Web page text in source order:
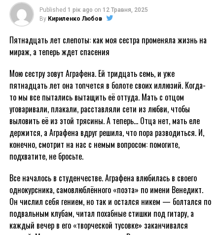
Published 1 рік ago on 12 Травня, 2025
By Кириленко Любов
Пятнадцать лет слепоты: как моя сестра променяла жизнь на
мираж, а теперь ждет спасения
Мою сестру зовут Аграфена. Ей тридцать семь, и уже
пятнадцать лет она топчется в болоте своих иллюзий. Когда-
то мы все пытались вытащить её оттуда. Мать с отцом
уговаривали, плакали, расставляли сети из любви, чтобы
выловить её из этой трясины. А теперь… Отца нет, мать еле
держится, а Аграфена вдруг решила, что пора разводиться. И,
конечно, смотрит на нас с немым вопросом: помогите,
подхватите, не бросьте.
Все началось в студенчестве. Аграфена влюбилась в своего
однокурсника, самовлюблённого «поэта» по имени Венедикт.
Он числил себя гением, но так и остался никем — болтался по
подвальным клубам, читал похабные стишки под гитару, а
каждый вечер в его «творческой тусовке» заканчивался